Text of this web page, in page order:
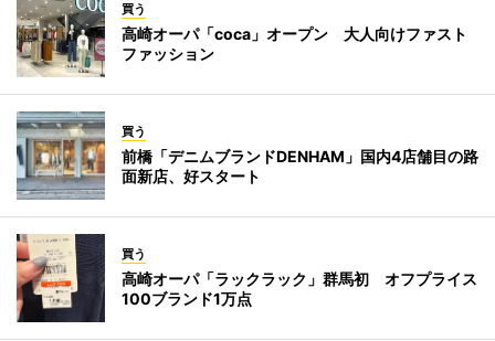
買う
高崎オーパ「coca」オープン 大人向けファスト
ファッション
買う
前橋「デニムブランドDENHAM」国内4店舗目の路
面新店、好スタート
買う
高崎オーパ「ラックラック」群馬初 オフプライス
100ブランド1万点